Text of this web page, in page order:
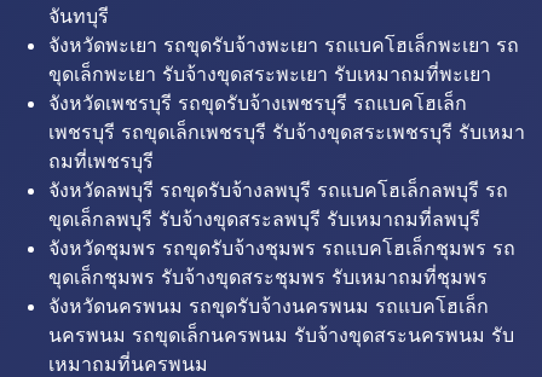
จันทบุรี
จังหวัดพะเยา รถขุดรับจ้างพะเยา รถแบคโฮเล็กพะเยา รถ
ขุดเล็กพะเยา รับจ้างขุดสระพะเยา รับเหมาถมที่พะเยา
จังหวัดเพชรบุรี รถขุดรับจ้างเพชรบุรี รถแบคโฮเล็ก
เพชรบุรี รถขุดเล็กเพชรบุรี รับจ้างขุดสระเพชรบุรี รับเหมา
ถมที่เพชรบุรี
จังหวัดลพบุรี รถขุดรับจ้างลพบุรี รถแบคโฮเล็กลพบุรี รถ
ขุดเล็กลพบุรี รับจ้างขุดสระลพบุรี รับเหมาถมที่ลพบุรี
จังหวัดชุมพร รถขุดรับจ้างชุมพร รถแบคโฮเล็กชุมพร รถ
ขุดเล็กชุมพร รับจ้างขุดสระชุมพร รับเหมาถมที่ชุมพร
จังหวัดนครพนม รถขุดรับจ้างนครพนม รถแบคโฮเล็ก
นครพนม รถขุดเล็กนครพนม รับจ้างขุดสระนครพนม รับ
เหมาถมที่นครพนม